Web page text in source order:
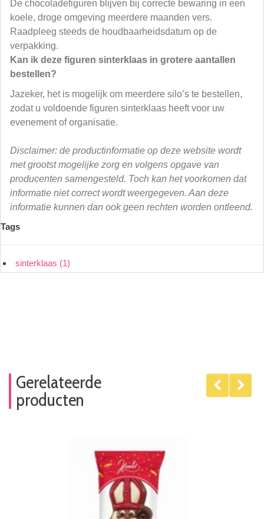
De chocoladefiguren blijven bij correcte bewaring in een
koele, droge omgeving meerdere maanden vers.
Raadpleeg steeds de houdbaarheidsdatum op de
verpakking.
Kan ik deze figuren sinterklaas in grotere aantallen
bestellen?
Jazeker, het is mogelijk om meerdere silo’s te bestellen,
zodat u voldoende figuren sinterklaas heeft voor uw
evenement of organisatie.
Disclaimer: de productinformatie op deze website wordt
met grootst mogelijke zorg en volgens opgave van
producenten samengesteld. Toch kan het voorkomen dat
informatie niet correct wordt weergegeven. Aan deze
informatie kunnen dan ook geen rechten worden ontleend.
Tags
sinterklaas (1)
Gerelateerde
producten